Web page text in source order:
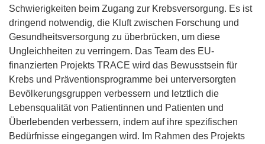
Schwierigkeiten beim Zugang zur Krebsversorgung. Es ist
dringend notwendig, die Kluft zwischen Forschung und
Gesundheitsversorgung zu überbrücken, um diese
Ungleichheiten zu verringern. Das Team des EU-
finanzierten Projekts TRACE wird das Bewusstsein für
Krebs und Präventionsprogramme bei unterversorgten
Bevölkerungsgruppen verbessern und letztlich die
Lebensqualität von Patientinnen und Patienten und
Überlebenden verbessern, indem auf ihre spezifischen
Bedürfnisse eingegangen wird. Im Rahmen des Projekts